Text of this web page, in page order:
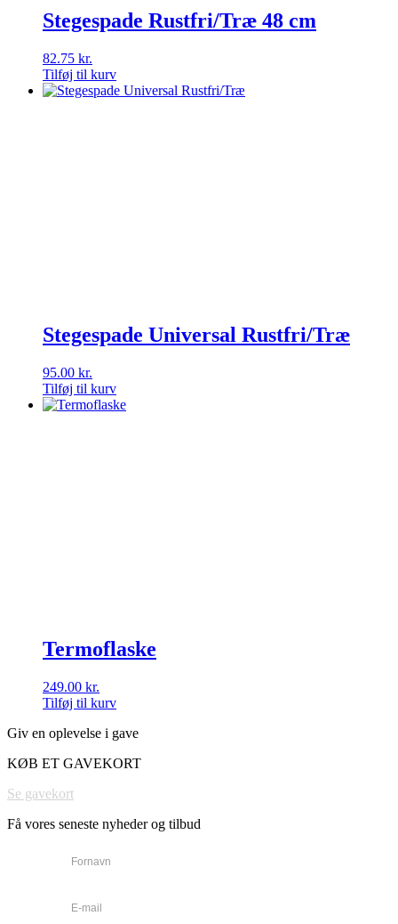
Stegespade Rustfri/Træ 48 cm
82.75 kr.
Tilføj til kurv
Stegespade Universal Rustfri/Træ
95.00 kr.
Tilføj til kurv
Termoflaske
249.00 kr.
Tilføj til kurv
Giv en oplevelse i gave
KØB ET GAVEKORT
Se gavekort
Få vores seneste nyheder og tilbud